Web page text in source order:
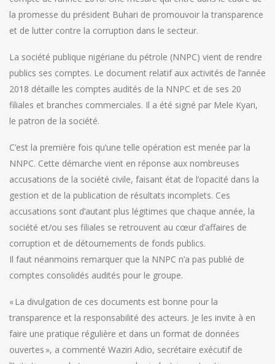
la promesse du président Buhari de promouvoir la transparence
et de lutter contre la corruption dans le secteur.
La société publique nigériane du pétrole (NNPC) vient de rendre
publics ses comptes. Le document relatif aux activités de l’année
2018 détaille les comptes audités de la NNPC et de ses 20
filiales et branches commerciales. Il a été signé par Mele Kyari,
le patron de la société.
C’est la première fois qu’une telle opération est menée par la
NNPC. Cette démarche vient en réponse aux nombreuses
accusations de la société civile, faisant état de l’opacité dans la
gestion et de la publication de résultats incomplets. Ces
accusations sont d’autant plus légitimes que chaque année, la
société et/ou ses filiales se retrouvent au cœur d’affaires de
corruption et de détournements de fonds publics.
Il faut néanmoins remarquer que la NNPC n’a pas publié de
comptes consolidés audités pour le groupe.
« La divulgation de ces documents est bonne pour la
transparence et la responsabilité des acteurs. Je les invite à en
faire une pratique régulière et dans un format de données
ouvertes », a commenté Waziri Adio, secrétaire exécutif de